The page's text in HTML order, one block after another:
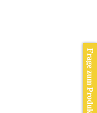
Frage zum Produkt?